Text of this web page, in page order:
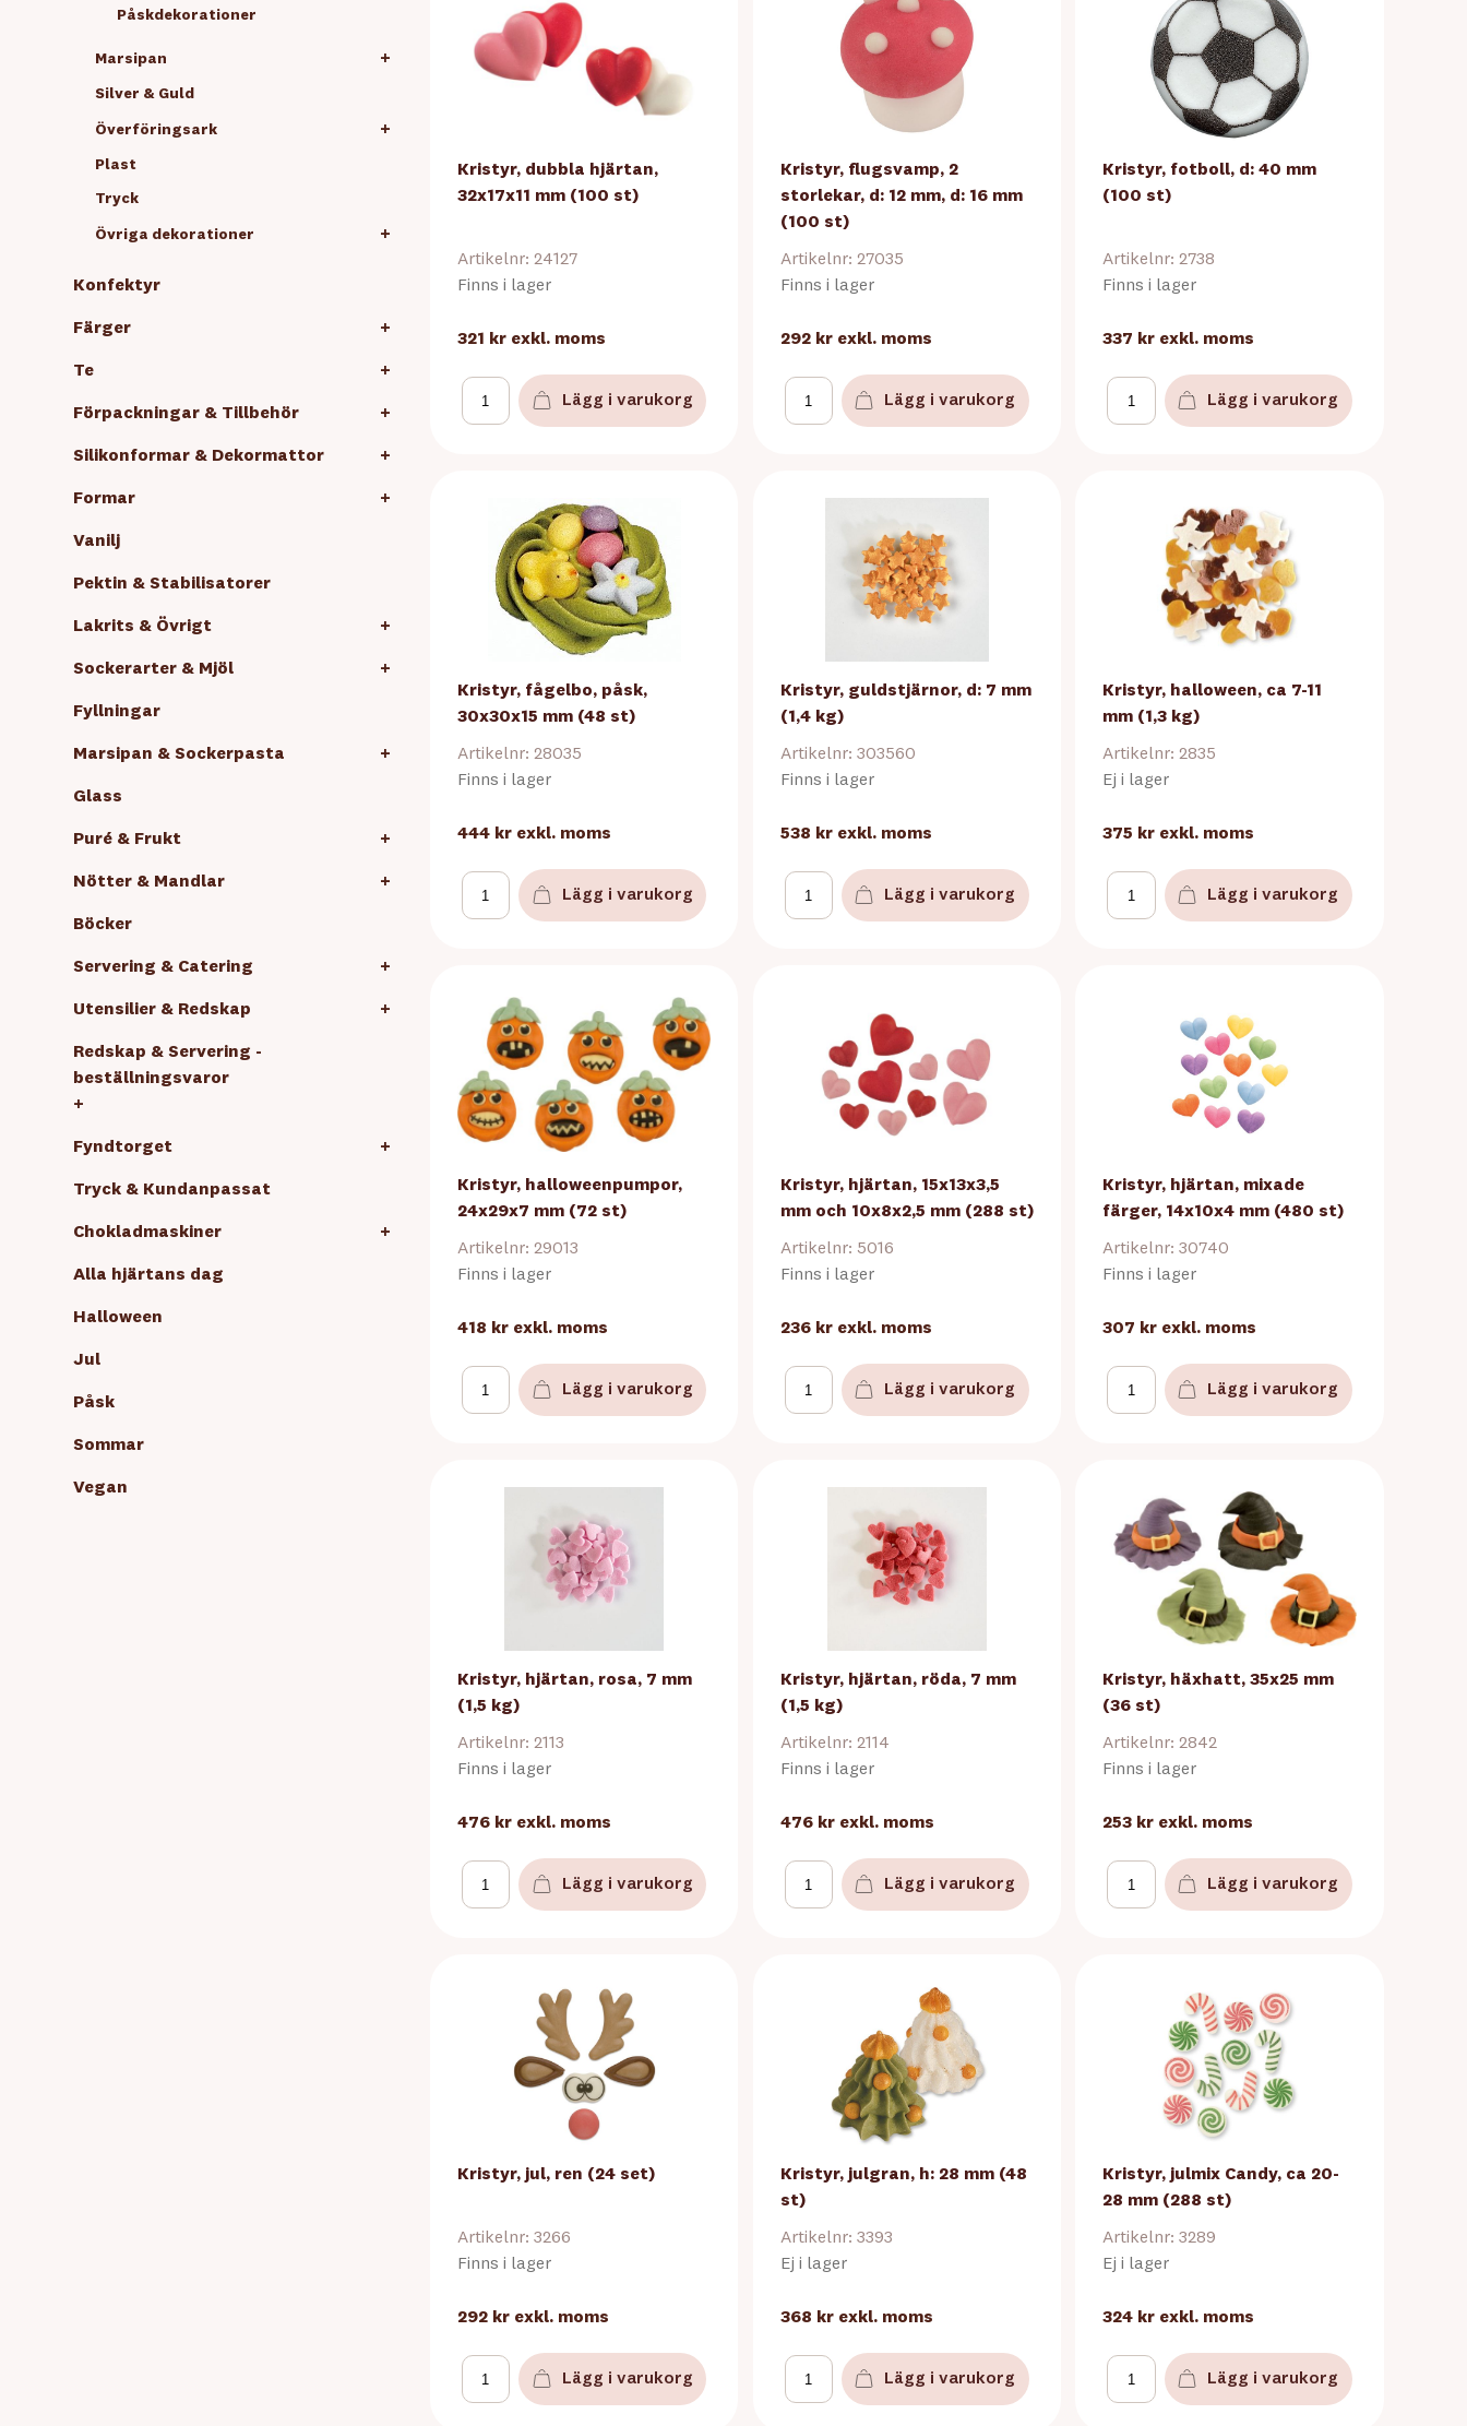
Påskdekorationer
Marsipan +
Silver & Guld
Överföringsark +
Plast
Tryck
Övriga dekorationer +
Konfektyr
Färger +
Te +
Förpackningar & Tillbehör +
Silikonformar & Dekormattor +
Formar +
Vanilj
Pektin & Stabilisatorer
Lakrits & Övrigt +
Sockerarter & Mjöl +
Fyllningar
Marsipan & Sockerpasta +
Glass
Puré & Frukt +
Nötter & Mandlar +
Böcker
Servering & Catering +
Utensilier & Redskap +
Redskap & Servering -
beställningsvaror
+
Fyndtorget +
Tryck & Kundanpassat
Chokladmaskiner +
Alla hjärtans dag
Halloween
Jul
Påsk
Sommar
Vegan
Kristyr, dubbla hjärtan,
32x17x11 mm (100 st)
Artikelnr: 24127
Finns i lager
321 kr exkl. moms
Lägg i varukorg
Kristyr, flugsvamp, 2
storlekar, d: 12 mm, d: 16 mm
(100 st)
Artikelnr: 27035
Finns i lager
292 kr exkl. moms
Lägg i varukorg
Kristyr, fotboll, d: 40 mm
(100 st)
Artikelnr: 2738
Finns i lager
337 kr exkl. moms
Lägg i varukorg
Kristyr, fågelbo, påsk,
30x30x15 mm (48 st)
Artikelnr: 28035
Finns i lager
444 kr exkl. moms
Lägg i varukorg
Kristyr, guldstjärnor, d: 7 mm
(1,4 kg)
Artikelnr: 303560
Finns i lager
538 kr exkl. moms
Lägg i varukorg
Kristyr, halloween, ca 7-11
mm (1,3 kg)
Artikelnr: 2835
Ej i lager
375 kr exkl. moms
Lägg i varukorg
Kristyr, halloweenpumpor,
24x29x7 mm (72 st)
Artikelnr: 29013
Finns i lager
418 kr exkl. moms
Lägg i varukorg
Kristyr, hjärtan, 15x13x3,5
mm och 10x8x2,5 mm (288 st)
Artikelnr: 5016
Finns i lager
236 kr exkl. moms
Lägg i varukorg
Kristyr, hjärtan, mixade
färger, 14x10x4 mm (480 st)
Artikelnr: 30740
Finns i lager
307 kr exkl. moms
Lägg i varukorg
Kristyr, hjärtan, rosa, 7 mm
(1,5 kg)
Artikelnr: 2113
Finns i lager
476 kr exkl. moms
Lägg i varukorg
Kristyr, hjärtan, röda, 7 mm
(1,5 kg)
Artikelnr: 2114
Finns i lager
476 kr exkl. moms
Lägg i varukorg
Kristyr, häxhatt, 35x25 mm
(36 st)
Artikelnr: 2842
Finns i lager
253 kr exkl. moms
Lägg i varukorg
Kristyr, jul, ren (24 set)
Artikelnr: 3266
Finns i lager
292 kr exkl. moms
Lägg i varukorg
Kristyr, julgran, h: 28 mm (48
st)
Artikelnr: 3393
Ej i lager
368 kr exkl. moms
Lägg i varukorg
Kristyr, julmix Candy, ca 20-
28 mm (288 st)
Artikelnr: 3289
Ej i lager
324 kr exkl. moms
Lägg i varukorg